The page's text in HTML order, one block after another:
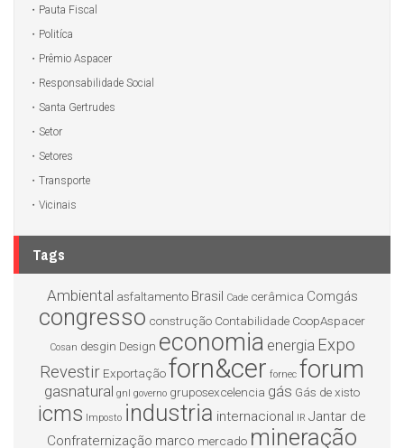
Pauta Fiscal
Politíca
Prêmio Aspacer
Responsabilidade Social
Santa Gertrudes
Setor
Setores
Transporte
Vicinais
Tags
Ambiental asfaltamento Brasil Cade cerâmica Comgás
congresso construção Contabilidade CoopAspacer
Cosan desgin Design economia energia Expo
Revestir Exportaçãoforn&cer fornec forum
gasnatural gnl governo gruposexcelencia gás Gás de xisto
icms Imposto industria internacional IR Jantar de
Confraternização marco mercado mineração